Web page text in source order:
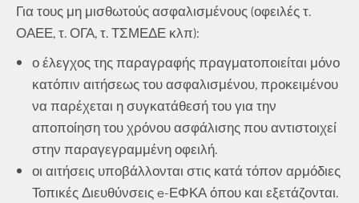
Για τους μη μισθωτούς ασφαλισμένους (οφειλές τ.
ΟΑΕΕ, τ. ΟΓΑ, τ. ΤΣΜΕΔΕ κλπ):
ο έλεγχος της παραγραφής πραγματοποιείται μόνο
κατόπιν αιτήσεως του ασφαλισμένου, προκειμένου
να παρέχεται η συγκατάθεσή του για την
αποποίηση του χρόνου ασφάλισης που αντιστοιχεί
στην παραγεγραμμένη οφειλή.
οι αιτήσεις υποβάλλονται στις κατά τόπον αρμόδιες
Τοπικές Διευθύνσεις e-ΕΦΚΑ όπου και εξετάζονται.